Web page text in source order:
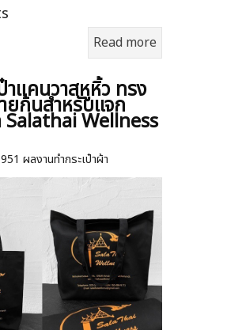
Read more
าแคนวาสหูหิ้ว ทรง
ยก้นสำหรับแจก
Salathai Wellness
951 ผลงานทำกระเป๋าผ้า